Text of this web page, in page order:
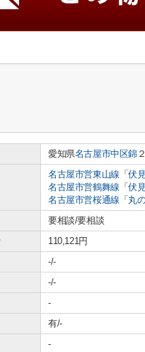
愛知県名古屋市中区錦
名古屋市営東山線 「伏
名古屋市営鶴舞線 「伏
名古屋市営桜通線 「 丸
要相談/要相談
110,121円
-/-
-/-
-
有/-
-